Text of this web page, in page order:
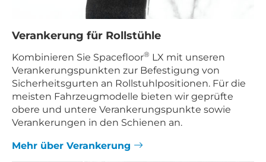
Verankerung für Rollstühle
Kombinieren Sie Spacefloor® LX mit unseren
Verankerungspunkten zur Befestigung von
Sicherheitsgurten an Rollstuhlpositionen. Für die
meisten Fahrzeugmodelle bieten wir geprüfte
obere und untere Verankerungspunkte sowie
Verankerungen in den Schienen an.
Mehr über Verankerung